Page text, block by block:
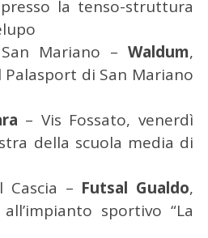
la tenso-struttura
San Mariano –Waldum,
di San Mariano
– Vis Fossato, venerdì
della scuola media di
Cascia – Futsal Gualdo,
sportivo “La